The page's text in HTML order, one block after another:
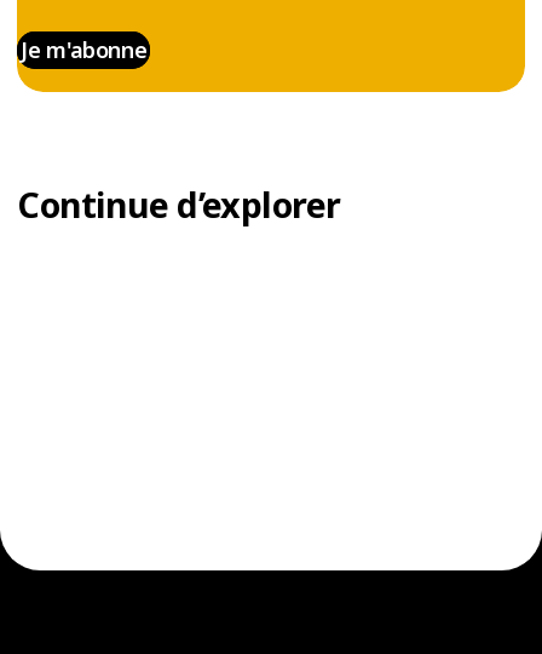
Je m'abonne
Continue d’explorer